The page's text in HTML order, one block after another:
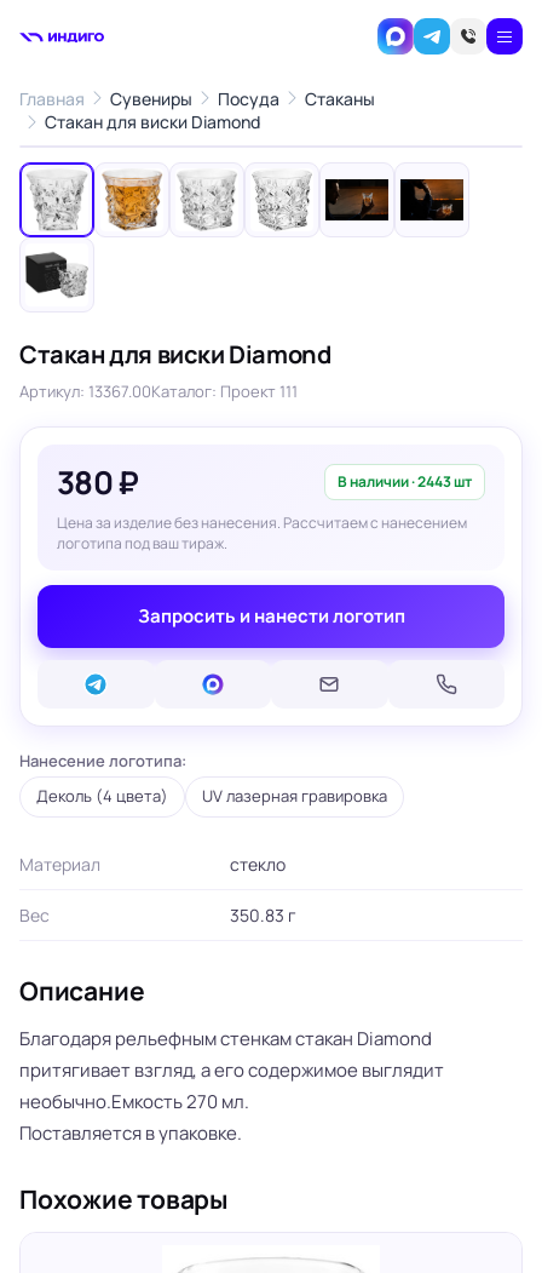
Главная Сувениры Посуда
Стаканы
Стакан для виски Diamond
‹ ›
Стакан для виски Diamond
Артикул: 13367.00Каталог: Проект 111
380 ₽ В наличии · 2443 шт
Цена за изделие без нанесения. Рассчитаем с нанесением
логотипа под ваш тираж.
Запросить и нанести логотип
Нанесение логотипа:
Деколь (4 цвета) UV лазерная гравировка
Материал стекло
Вес 350.83 г
Описание
Благодаря рельефным стенкам стакан Diamond
притягивает взгляд, а его содержимое выглядит
необычно.Емкость 270 мл.
Поставляется в упаковке.
Похожие товары